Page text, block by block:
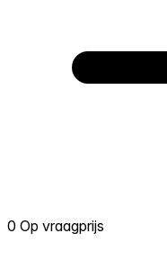
0 Op vraagprijs